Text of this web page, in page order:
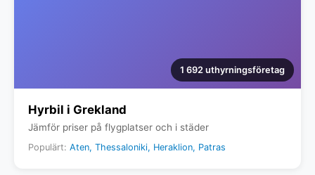
1 692 uthyrningsföretag
Hyrbil i Grekland
Jämför priser på flygplatser och i städer
Populärt: Aten, Thessaloniki, Heraklion, Patras